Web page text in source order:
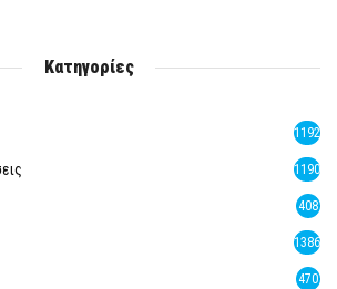
Κατηγορίες
1192
1190
408
1386
470